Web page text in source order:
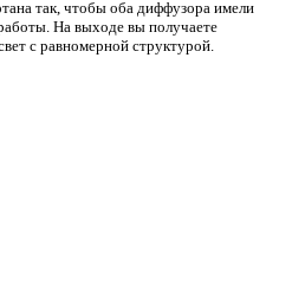
так, чтобы оба диффузора имели
На выходе вы получаете
с равномерной структурой.